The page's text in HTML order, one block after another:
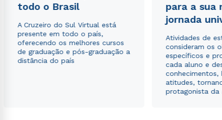
todo o Brasil
A Cruzeiro do Sul Virtual está
presente em todo o país,
oferecendo os melhores cursos
de graduação e pós-graduação a
distância do país
para a sua
jornada
Atividades de
consideram os
específicos e
cada aluno e
conhecimentos,
atitudes,
protagonista da